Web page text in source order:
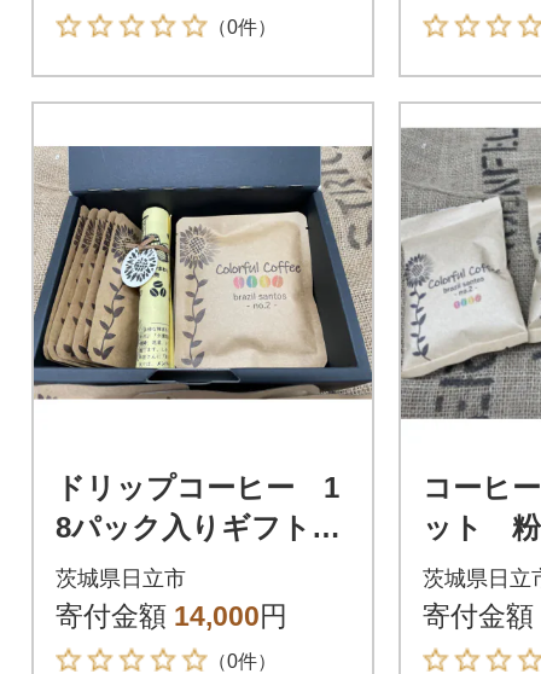
（0件）
ドリップコーヒー 1
8パック入りギフト通
常印刷 3種類各6パッ
ク(ブラジル・コロン
ビア・グァテマラ)
茨城県日立市
寄付金額 14,000円
（0件）
コーヒ
ット 粉
コロン
マラ
茨城県日立
寄付金額